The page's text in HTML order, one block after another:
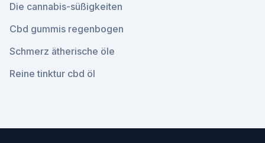
Die cannabis-süßigkeiten
Cbd gummis regenbogen
Schmerz ätherische öle
Reine tinktur cbd öl